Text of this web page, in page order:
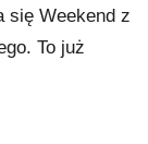
się Weekend z
To już